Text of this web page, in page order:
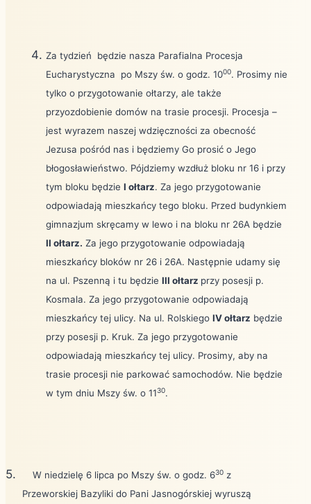
Za tydzień będzie nasza Parafialna Procesja
Eucharystyczna po Mszy św. o godz. 1000. Prosimy nie
tylko o przygotowanie ołtarzy, ale także
przyozdobienie domów na trasie procesji. Procesja –
jest wyrazem naszej wdzięczności za obecność
Jezusa pośród nas i będziemy Go prosić o Jego
błogosławieństwo. Pójdziemy wzdłuż bloku nr 16 i przy
tym bloku będzie I ołtarz. Za jego przygotowanie
odpowiadają mieszkańcy tego bloku. Przed budynkiem
gimnazjum skręcamy w lewo i na bloku nr 26A będzie
II ołtarz. Za jego przygotowanie odpowiadają
mieszkańcy bloków nr 26 i 26A. Następnie udamy się
na ul. Pszenną i tu będzie III ołtarz przy posesji p.
Kosmala. Za jego przygotowanie odpowiadają
mieszkańcy tej ulicy. Na ul. Rolskiego IV ołtarz będzie
przy posesji p. Kruk. Za jego przygotowanie
odpowiadają mieszkańcy tej ulicy. Prosimy, aby na
trasie procesji nie parkować samochodów. Nie będzie
w tym dniu Mszy św. o 1130.
5. W niedzielę 6 lipca po Mszy św. o godz. 630 z
Przeworskiej Bazyliki do Pani Jasnogórskiej wyruszą